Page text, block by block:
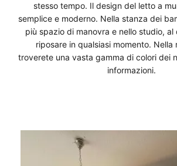
stesso tempo. Il design del letto a
semplice e moderno. Nella stanza dei
più spazio di manovra e nello studio, al
riposare in qualsiasi momento. Nella
troverete una vasta gamma di colori dei
informazioni.